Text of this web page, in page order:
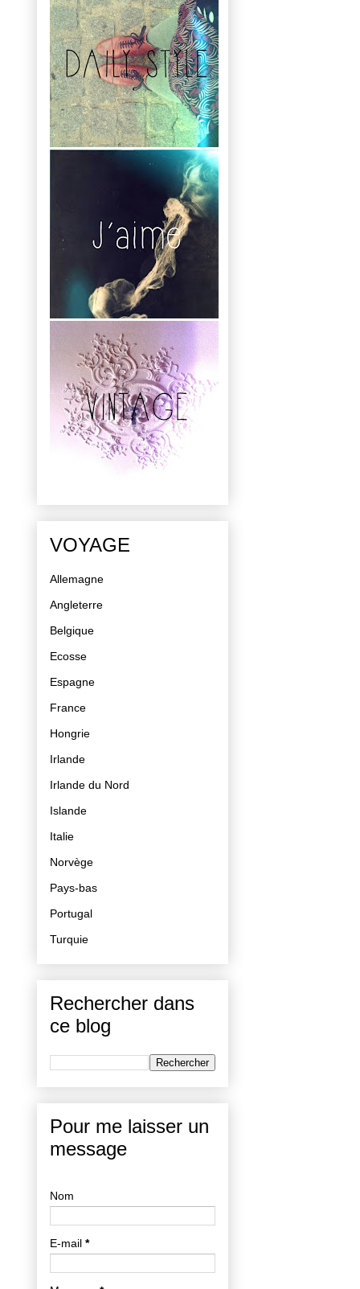
VOYAGE
Allemagne
Angleterre
Belgique
Ecosse
Espagne
France
Hongrie
Irlande
Irlande du Nord
Islande
Italie
Norvège
Pays-bas
Portugal
Turquie
Rechercher dans
ce blog
Pour me laisser un
message
Nom
E-mail *